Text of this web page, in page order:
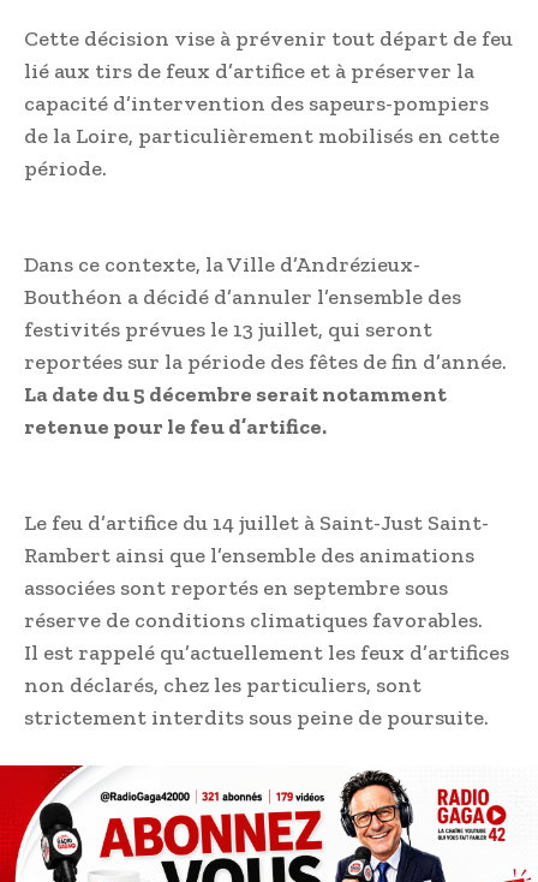
Cette décision vise à prévenir tout départ de feu
lié aux tirs de feux d’artifice et à préserver la
capacité d’intervention des sapeurs-pompiers
de la Loire, particulièrement mobilisés en cette
période.
Dans ce contexte, la Ville d’Andrézieux-
Bouthéon a décidé d’annuler l’ensemble des
festivités prévues le 13 juillet, qui seront
reportées sur la période des fêtes de fin d’année.
La date du 5 décembre serait notamment
retenue pour le feu d’artifice.
Le feu d’artifice du 14 juillet à Saint-Just Saint-
Rambert ainsi que l’ensemble des animations
associées sont reportés en septembre sous
réserve de conditions climatiques favorables.
Il est rappelé qu’actuellement les feux d’artifices
non déclarés, chez les particuliers, sont
strictement interdits sous peine de poursuite.